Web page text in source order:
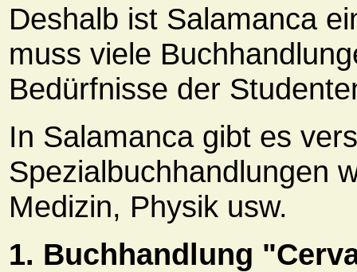
Deshalb ist Salamanca
muss viele
Bedürfnisse der
In Salamanca gibt es
Spezialbuchhandlungen
Medizin, Physik usw.
1. Buchhandlung